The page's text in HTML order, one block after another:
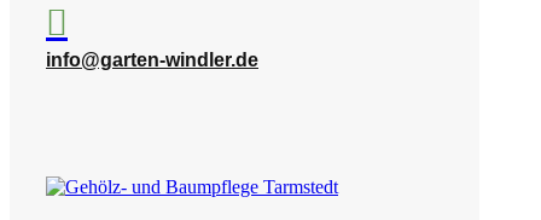

info@garten-windler.de